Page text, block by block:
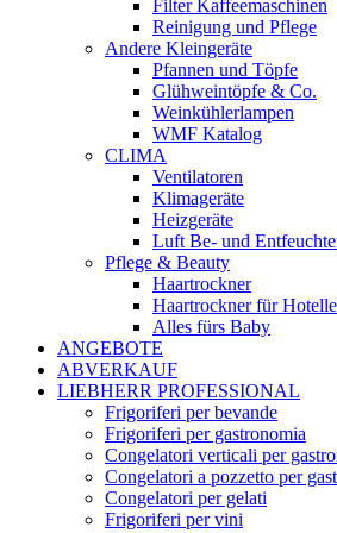
Filter Kaffeemaschinen
Reinigung und Pflege
Andere Kleingeräte
Pfannen und Töpfe
Glühweintöpfe & Co.
Weinkühlerlampen
WMF Katalog
CLIMA
Ventilatoren
Klimageräte
Heizgeräte
Luft Be- und
Pflege & Beauty
Haartrockner
Haartrockner für
Alles fürs Baby
ANGEBOTE
ABVERKAUF
LIEBHERR PROFESSIONAL
Frigoriferi per bevande
Frigoriferi per gastronomia
Congelatori verticali per
Congelatori a pozzetto per
Congelatori per gelati
Frigoriferi per vini